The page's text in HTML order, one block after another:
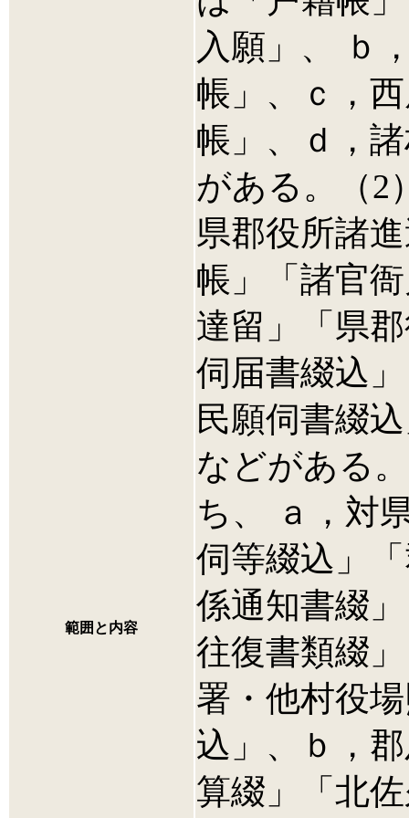
範囲と内容
入願」、 ｂ
帳」、ｃ，
帳」、ｄ，
がある。（2
県郡役所諸
帳」「諸官
達留」「県
伺届書綴込
民願伺書綴
などがある
ち、 ａ，対
伺等綴込」
係通知書綴
往復書類綴
署・他村役
込」、ｂ，
算綴」「北